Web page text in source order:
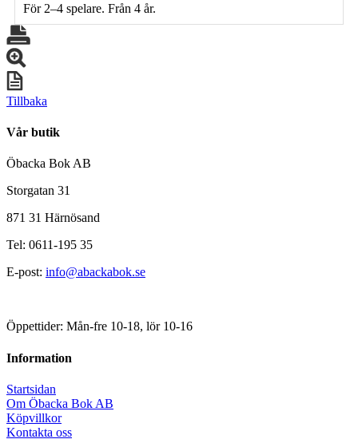
För 2–4 spelare. Från 4 år.
Tillbaka
Vår butik
Öbacka Bok AB
Storgatan 31
871 31 Härnösand
Tel: 0611-195 35
E-post: info@abackabok.se
Öppettider: Mån-fre 10-18, lör 10-16
Information
Startsidan
Om Öbacka Bok AB
Köpvillkor
Kontakta oss